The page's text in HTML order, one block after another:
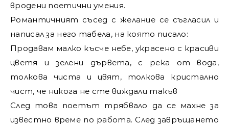
вродени поетични умения.
Романтичният съсед с желание се съгласил и
написал за него табела, на която писало:
Продавам малко късче небе, украсено с красиви
цветя и зелени дървета, с река от вода,
толкова чиста и цвят, толкова кристално
чист, че никога не сте виждали такъв
След това поетът трябвало да се махне за
известно време по работа. След завръщането